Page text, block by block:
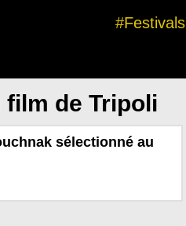
#Festivals
de Tripoli
sélectionné au